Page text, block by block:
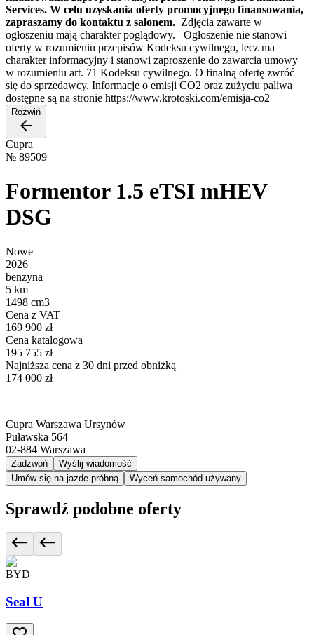
Services. W celu uzyskania oferty promocyjnego finansowania,
zapraszamy do kontaktu z salonem. Zdjęcia zawarte w
ogłoszeniu mają charakter poglądowy. Ogłoszenie nie stanowi
oferty w rozumieniu przepisów Kodeksu cywilnego, lecz ma
charakter informacyjny i stanowi zaproszenie do zawarcia umowy
w rozumieniu art. 71 Kodeksu cywilnego. O finalną ofertę zwróć
się do sprzedawcy. Informacje o emisji CO2 oraz zużyciu paliwa
dostępne są na stronie https://www.krotoski.com/emisja-co2
Rozwiń
Cupra
№ 89509
Formentor 1.5 eTSI mHEV
DSG
Nowe
2026
benzyna
5 km
1498 cm3
Cena z VAT
169 900 zł
Cena katalogowa
195 755 zł
Najniższa cena z 30 dni przed obniżką
174 000 zł
Cupra Warszawa Ursynów
Puławska 564
02-884 Warszawa
Zadzwoń
Wyślij wiadomość
Umów się na jazdę próbną
Wyceń samochód używany
Sprawdź podobne oferty
BYD
Seal U